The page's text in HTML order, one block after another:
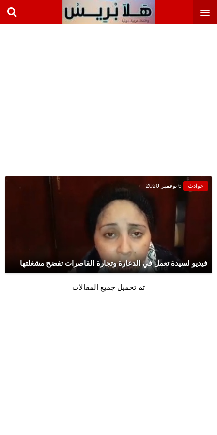
حوادث 6 نوفمبر 2020
فيديو لسيدة تعمل في الدعارة وتجارة القاصرات تفضح مشغلتها
تم تحميل جميع المقالات